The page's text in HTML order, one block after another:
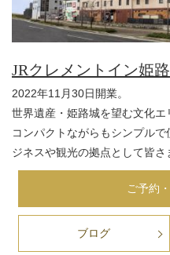
JRクレメントイン姫路
2022年11月30日開業。
世界遺産・姫路城を望む文化エ
コンパクトながらもシンプル
ジネスや観光の拠点として皆さ
ご予約
ブログ